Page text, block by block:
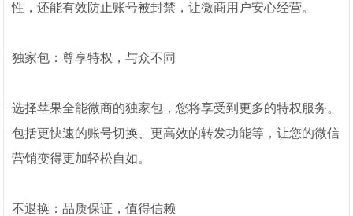
性，还能有效防止账号被封禁，让微商用户安心经营。
独家包：尊享特权，与众不同
选择苹果全能微商的独家包，您将享受到更多的特权服务。
包括更快速的账号切换、更高效的转发功能等，让您的微信
营销变得更加轻松自如。
不退换：品质保证，值得信赖